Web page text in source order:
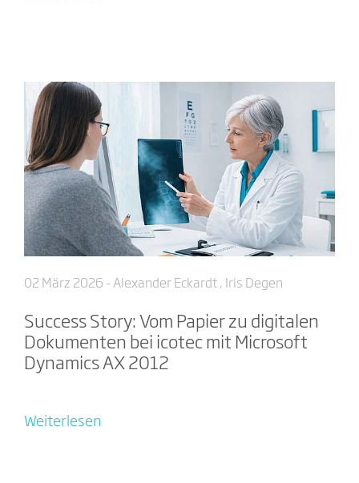
02 März 2026 - Alexander Eckardt , Iris Degen
Success Story: Vom Papier zu digitalen
Dokumenten bei icotec mit Microsoft
Dynamics AX 2012
Weiterlesen